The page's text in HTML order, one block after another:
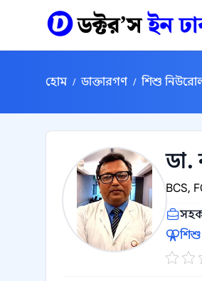
হোম / ডাক্তারগণ / শিশু
BCS,
শিশু